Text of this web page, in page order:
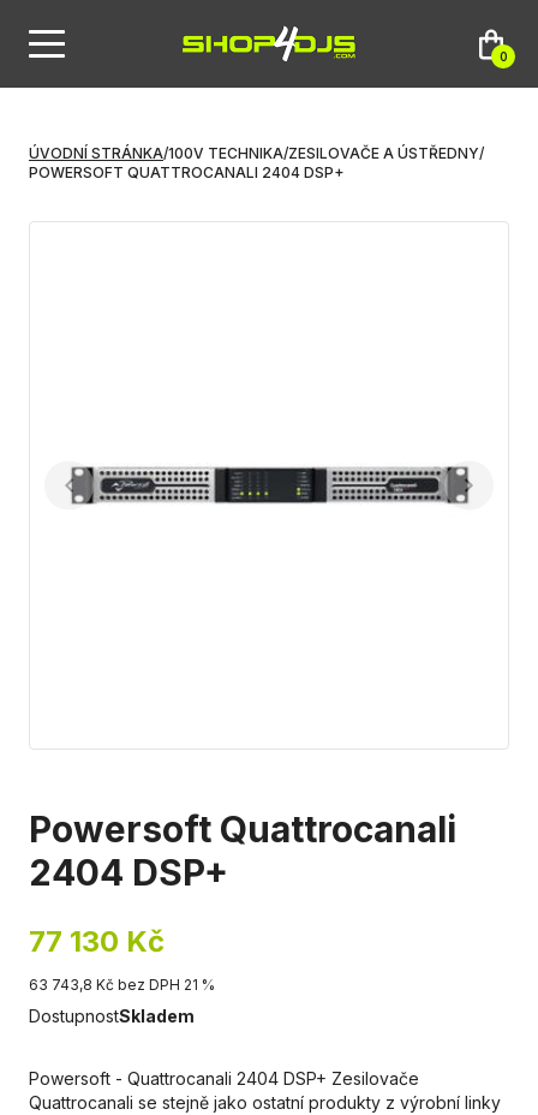
0
ÚVODNÍ STRÁNKA/100V TECHNIKA/ZESILOVAČE A ÚSTŘEDNY/
POWERSOFT QUATTROCANALI 2404 DSP+
Powersoft Quattrocanali
2404 DSP+
77 130 Kč
63 743,8 Kč bez DPH 21 %
DostupnostSkladem
Powersoft - Quattrocanali 2404 DSP+ Zesilovače
Quattrocanali se stejně jako ostatní produkty z výrobní linky